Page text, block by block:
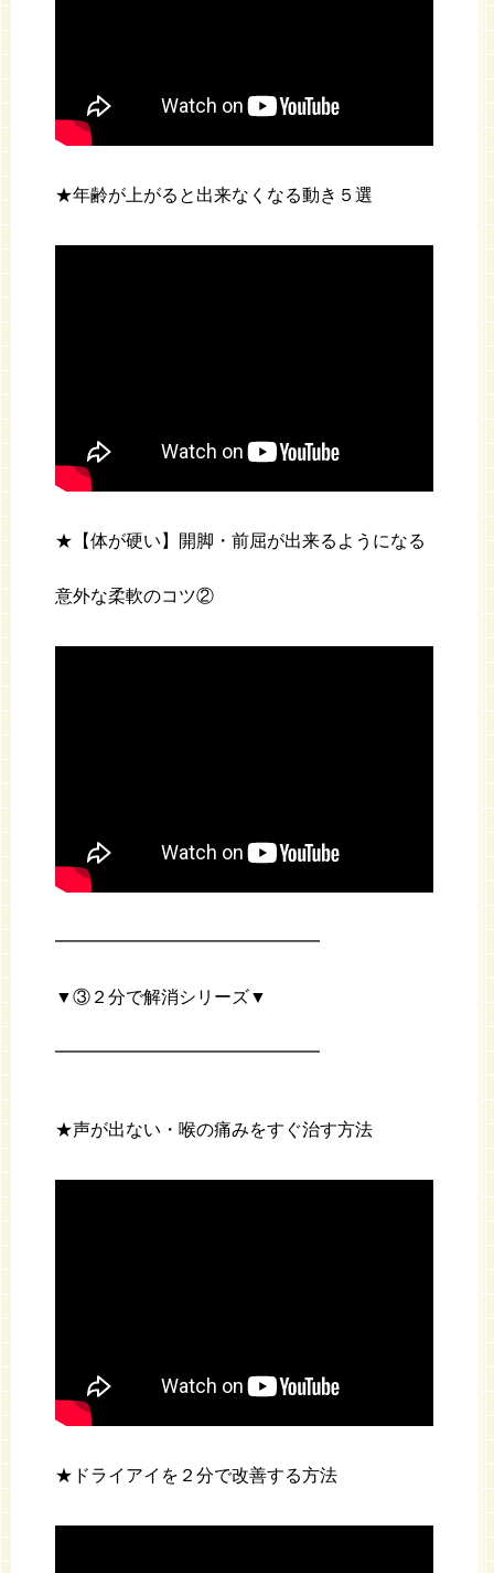
★年齢が上がると出来なくなる動き５選
★【体が硬い】開脚・前屈が出来るようになる
意外な柔軟のコツ②
━━━━━━━━━━━━━━━
▼③２分で解消シリーズ▼
━━━━━━━━━━━━━━━
★声が出ない・喉の痛みをすぐ治す方法
★ドライアイを２分で改善する方法